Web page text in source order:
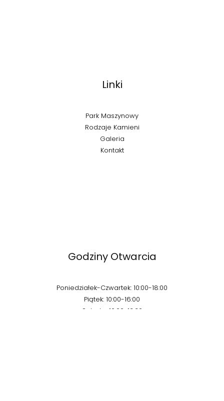
Linki
Park Maszynowy
Rodzaje Kamieni
Galeria
Kontakt
Godziny Otwarcia
Poniedziałek-Czwartek: 10:00-18:00
Piątek: 10:00-16:00
Sobota: 10:00-13:30